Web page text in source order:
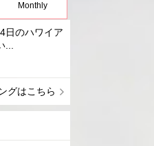
Monthly
日のハワイア
...
グはこちら